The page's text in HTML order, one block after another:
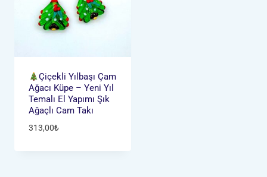
Çiçekli Yılbaşı Çam
Ağacı Küpe – Yeni Yıl
Temalı El Yapımı Şık
Ağaçlı Cam Takı
313,00₺